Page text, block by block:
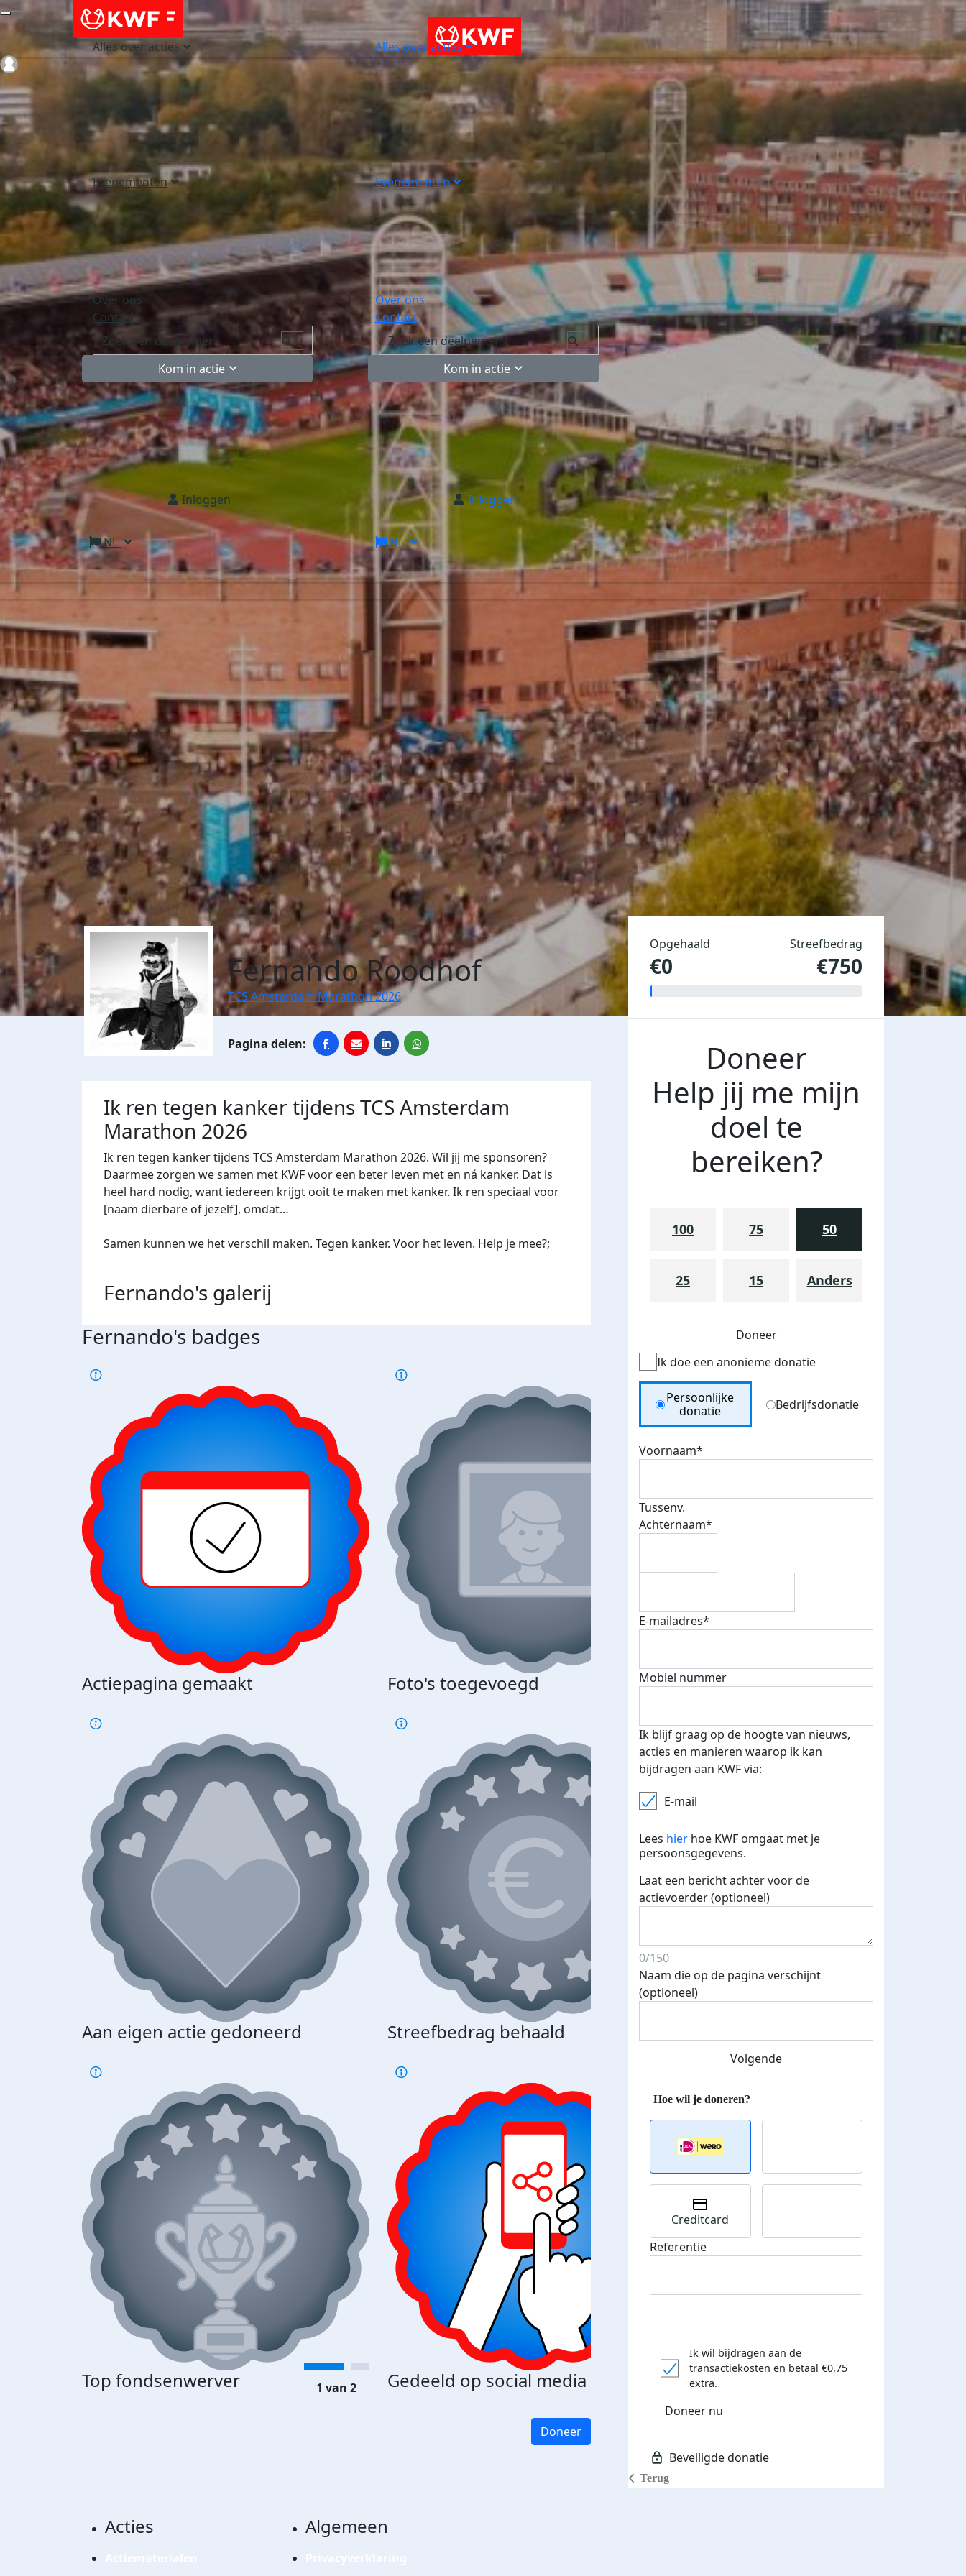
Alles over acties
Evenementen
Over ons
Contact
Kom in actie
Inloggen
NL
Alles over acties
Evenementen
Over ons
Contact
Kom in actie
Inloggen
NL
Login
Fernando Roodhof
TCS Amsterdam Marathon 2026
Ik ren tegen kanker tijdens TCS Amsterdam
Marathon 2026
Ik ren tegen kanker tijdens TCS Amsterdam Marathon 2026. Wil jij me sponsoren?
Daarmee zorgen we samen met KWF voor een beter leven met en ná kanker. Dat is
heel hard nodig, want iedereen krijgt ooit te maken met kanker. Ik ren speciaal voor
[naam dierbare of jezelf], omdat…
Samen kunnen we het verschil maken. Tegen kanker. Voor het leven. Help je mee?;
Fernando's galerij
Fernando's badges
Actiepagina gemaakt Foto's toegevoegd E-mails verstuurd
Aan eigen actie gedoneerd Streefbedrag behaald
Top fondsenwerver Gedeeld op social media Donateurs bedankt
€500 euro opgehaald: t-shirt
1 van 2
Doneer
Opgehaald
€0
Streefbedrag
€750
Doneer
Help jij me mijn
doel te
bereiken?
100 75 50
25 15 Anders
Doneer
Ik doe een anonieme donatie
Donation Type
Persoonlijke
donatie
Bedrijfsdonatie
Voornaam*
Tussenv.
Achternaam*
E-mailadres*
Mobiel nummer
Ik blijf graag op de hoogte van nieuws,
acties en manieren waarop ik kan
bijdragen aan KWF via:
E-mail
Lees hier hoe KWF omgaat met je
persoonsgegevens.
Laat een bericht achter voor de
actievoerder (optioneel)
0/150
Naam die op de pagina verschijnt
(optioneel)
Volgende
Terug
Creditcard
Referentie
Ik wil bijdragen aan de
transactiekosten en betaal €0,75
extra.
Doneer nu
Acties Algemeen